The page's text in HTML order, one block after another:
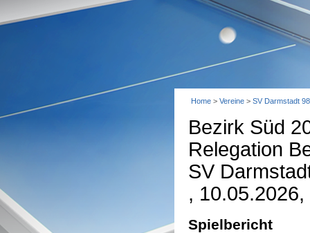
Home > Vereine > SV Darmstadt 98
Bezirk Süd
Relegation
SV
,
Spielbericht